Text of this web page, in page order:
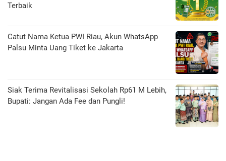
Terbaik
Catut Nama Ketua PWI Riau, Akun WhatsApp
Palsu Minta Uang Tiket ke Jakarta
Siak Terima Revitalisasi Sekolah Rp61 M Lebih,
Bupati: Jangan Ada Fee dan Pungli!